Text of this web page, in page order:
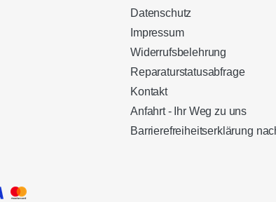
Datenschutz
Impressum
Widerrufsbelehrung
Reparaturstatusabfrage
Kontakt
Anfahrt - Ihr Weg zu uns
Barrierefreiheitserklärung